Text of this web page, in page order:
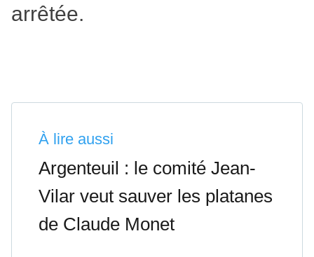
arrêtée.
À lire aussi
Argenteuil : le comité Jean-
Vilar veut sauver les platanes
de Claude Monet